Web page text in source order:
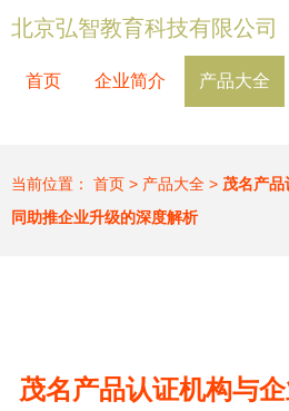
北京弘智教育科技有限公司
首页 企业简介 产品大全
当前位置： 首页 > 产品大全 > 茂名产
同助推企业升级的深度解析
茂名产品认证机构与